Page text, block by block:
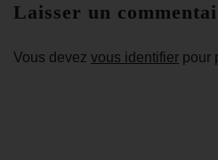
Laisser un
Vous devez vous identifier pour